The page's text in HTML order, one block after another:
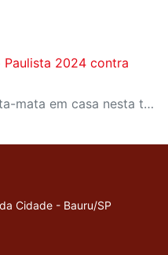
Paulista 2024 contra
Equipe de Bauru começa mata-mata em casa nesta terça-feira, 01
Cidade - Bauru/SP